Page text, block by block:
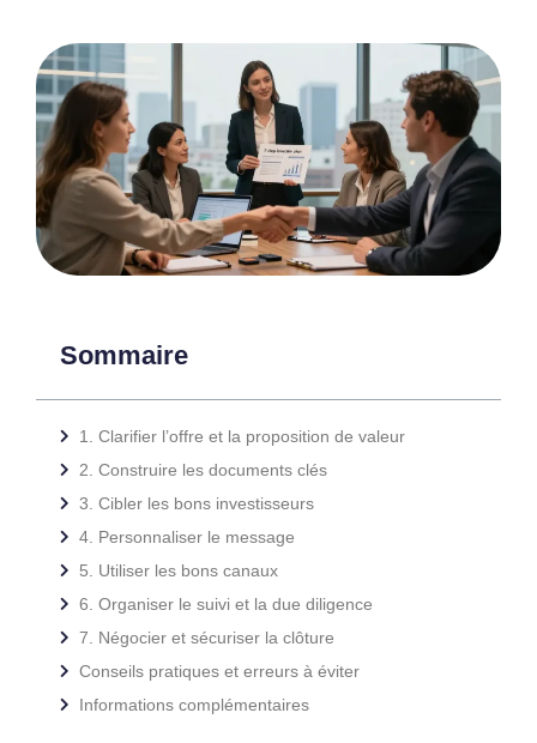
Sommaire
1. Clarifier l’offre et la proposition de valeur
2. Construire les documents clés
3. Cibler les bons investisseurs
4. Personnaliser le message
5. Utiliser les bons canaux
6. Organiser le suivi et la due diligence
7. Négocier et sécuriser la clôture
Conseils pratiques et erreurs à éviter
Informations complémentaires